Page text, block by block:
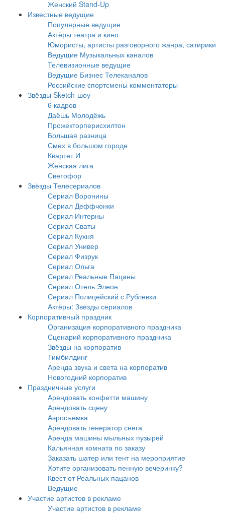
Женский Stand-Up
Известные ведущие
Популярные ведущие
Актёры театра и кино
Юмористы, артисты разговорного жанра, сатирики
Ведущие Музыкальных каналов
Телевизионные ведущие
Ведущие Бизнес Телеканалов
Российские спортсмены комментаторы
Звёзды Sketch-шоу
6 кадров
Даёшь Молодёжь
Прожекторперисхилтон
Большая разница
Смех в большом городе
Квартет И
Женская лига
Светофор
Звёзды Телесериалов
Сериал Воронины
Сериал Деффчонки
Сериал Интерны
Сериал Сваты
Сериал Кухня
Сериал Универ
Сериал Физрук
Сериал Ольга
Сериал Реальные Пацаны
Сериал Отель Элеон
Сериал Полицейский с Рублевки
Актёры: Звёзды сериалов
Корпоративный праздник
Организация корпоративного праздника
Сценарий корпоративного праздника
Звёзды на корпоратив
Тимбилдинг
Аренда звука и света на корпоратив
Новогодний корпоратив
Праздничные услуги
Арендовать конфетти машину
Арендовать сцену
Аэросъемка
Арендовать генератор снега
Аренда машины мыльных пузырей
Кальянная комната по заказу
Заказать шатер или тент на мероприятие
Хотите организовать пенную вечеринку?
Квест от Реальных пацанов
Ведущие
Участие артистов в рекламе
Участие артистов в рекламе